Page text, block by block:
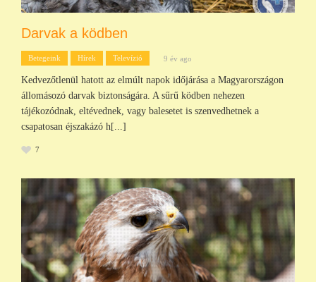
Darvak a ködben
Betegeink Hírek Televízió 9 év ago
Kedvezőtlenül hatott az elmúlt napok időjárása a Magyarországon
állomásozó darvak biztonságára. A sűrű ködben nehezen
tájékozódnak, eltévednek, vagy balesetet is szenvedhetnek a
csapatosan éjszakázó h[...]
7